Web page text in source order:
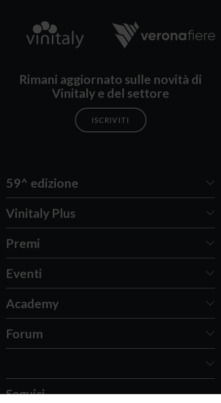
Rimani aggiornato sulle novità di
Vinitaly e del settore
ISCRIVITI
59^ edizione
Vinitaly Plus
Premi
Eventi
Academy
Forum
Seguici